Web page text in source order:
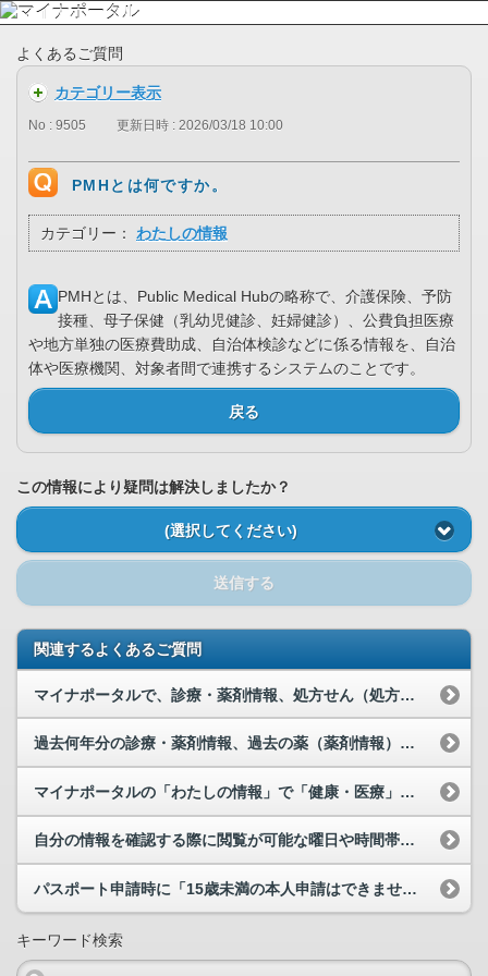
よくあるご質問
カテゴリー表示
No : 9505 更新日時 : 2026/03/18 10:00
PMHとは何ですか。
カテゴリー： わたしの情報
PMHとは、Public Medical Hubの略称で、介護保険、予防
接種、母子保健（乳幼児健診、妊婦健診）、公費負担医療
や地方単独の医療費助成、自治体検診などに係る情報を、自治
体や医療機関、対象者間で連携するシステムのことです。
戻る
この情報により疑問は解決しましたか？
(選択してください)
送信する
関連するよくあるご質問
マイナポータルで、診療・薬剤情報、処方せん（処方情報）、最近の薬（調剤情報）、過去の薬（薬剤情...
過去何年分の診療・薬剤情報、過去の薬（薬剤情報）が閲覧可能でしょうか。
マイナポータルの「わたしの情報」で「健康・医療」の「医療保険その他」を照会すると、申請していな...
自分の情報を確認する際に閲覧が可能な曜日や時間帯の制限はありますか。
パスポート申請時に「15歳未満の本人申請はできません」と表示され申請できません。
キーワード検索